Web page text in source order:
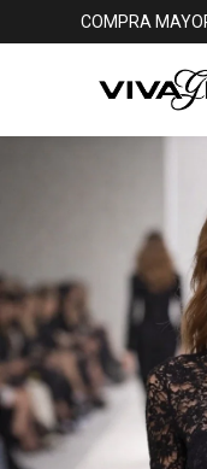
COMPRA